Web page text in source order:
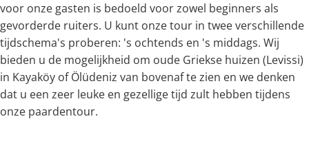
voor onze gasten is bedoeld voor zowel beginners als
gevorderde ruiters. U kunt onze tour in twee verschillende
tijdschema's proberen: 's ochtends en 's middags. Wij
bieden u de mogelijkheid om oude Griekse huizen (Levissi)
in Kayaköy of Ölüdeniz van bovenaf te zien en we denken
dat u een zeer leuke en gezellige tijd zult hebben tijdens
onze paardentour.